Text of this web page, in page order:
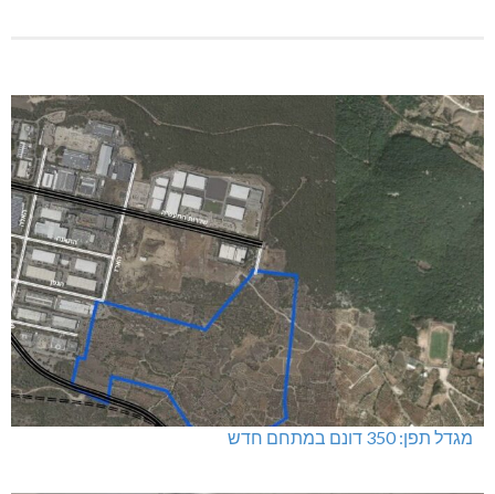
מגדל תפן: 350 דונם במתחם חדש